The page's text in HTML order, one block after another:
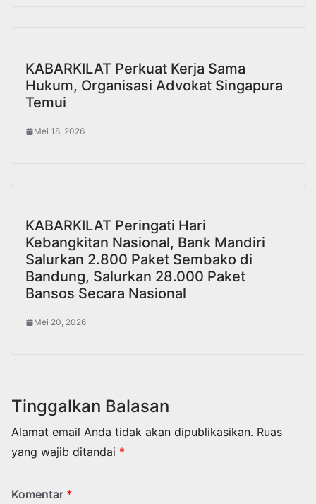
KABARKILAT Perkuat Kerja Sama
Hukum, Organisasi Advokat Singapura
Temui
Mei 18, 2026
KABARKILAT Peringati Hari
Kebangkitan Nasional, Bank Mandiri
Salurkan 2.800 Paket Sembako di
Bandung, Salurkan 28.000 Paket
Bansos Secara Nasional
Mei 20, 2026
Tinggalkan Balasan
Alamat email Anda tidak akan dipublikasikan. Ruas
yang wajib ditandai *
Komentar *